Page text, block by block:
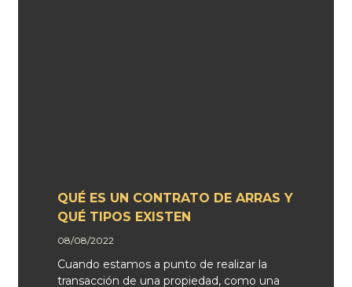
QUÉ ES UN CONTRATO DE ARRAS Y
QUÉ TIPOS EXISTEN
08/08/2022
Cuando estamos a punto de realizar la
transacción de una propiedad, como una